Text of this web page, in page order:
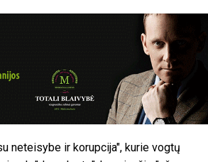
neteisybe ir korupcija", kurie vogtų